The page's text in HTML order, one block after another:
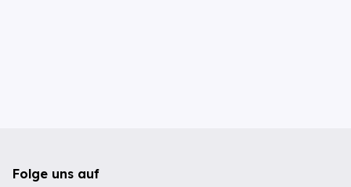
Folge uns auf